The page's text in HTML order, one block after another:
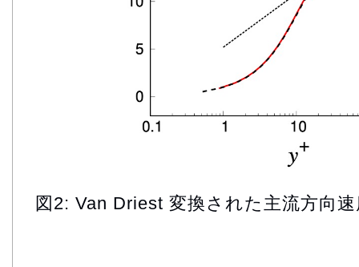
図2: Van Driest 変換された主流方向